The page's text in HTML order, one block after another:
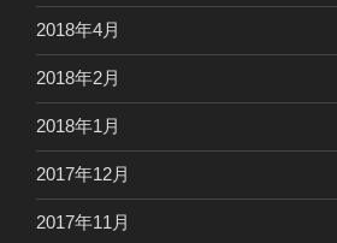
2018年4月
2018年2月
2018年1月
2017年12月
2017年11月